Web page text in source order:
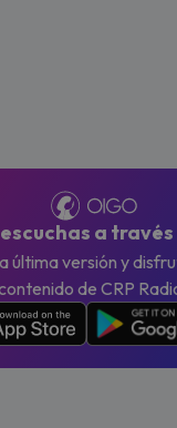
escuchas a
última versión y
de CRP